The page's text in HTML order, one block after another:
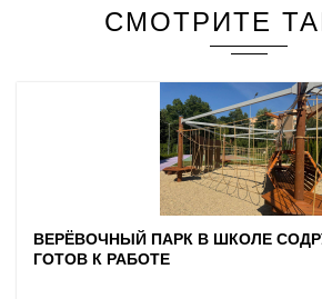
СМОТРИТЕ
ВЕРЁВОЧНЫЙ ПАРК В ШКОЛЕ
ГОТОВ К РАБОТЕ